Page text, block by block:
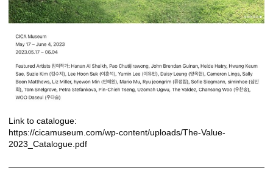
Link to catalogue:
https://cicamuseum.com/wp-content/uploads/The-Value-
2023_Catalogue.pdf